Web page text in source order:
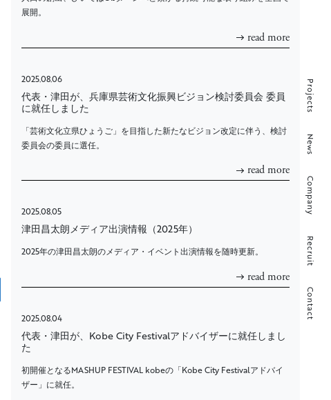
Projects
News
Company
Recruit
Contact
展開。
read more
2025.08.06
代表・津田が、兵庫県芸術文化振興ビジョン検討委員会 委員
に就任しました
「芸術文化立県ひょうご」を目指した新たなビジョン改定に伴う、検討
委員会の委員に選任。
read more
2025.08.05
津田昌太朗メディア出演情報（2025年）
2025年の津田昌太朗のメディア・イベント出演情報を随時更新。
read more
2025.08.04
代表・津田が、Kobe City Festivalアドバイザーに就任しまし
た
初開催となるMASHUP FESTIVAL kobeの「Kobe City Festivalアドバイ
ザー」に就任。